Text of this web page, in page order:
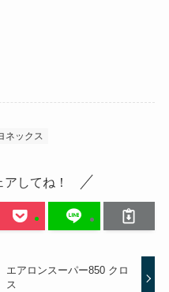
ネックス
してね！
エアロンスーパー850 クロ
ス